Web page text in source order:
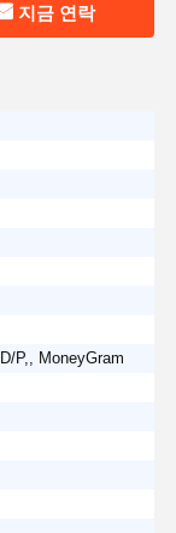
지금 연락
P,, MoneyGram